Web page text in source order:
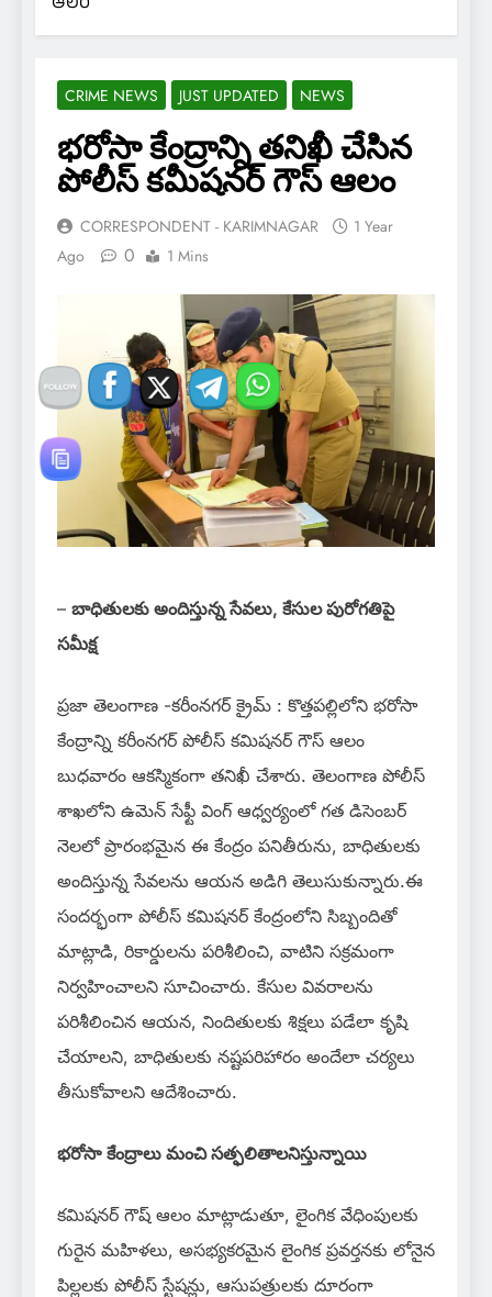
ఆలం
CRIME NEWS JUST UPDATED NEWS
భరోసా కేంద్రాన్ని తనిఖీ చేసిన
పోలీస్ కమీషనర్ గౌస్ ఆలం
CORRESPONDENT - KARIMNAGAR
1 Year
Ago
0 1 Mins
– బాధితులకు అందిస్తున్న సేవలు, కేసుల పురోగతిపై
సమీక్ష
ప్రజా తెలంగాణ -కరీంనగర్ క్రైమ్ : కొత్తపల్లిలోని భరోసా
కేంద్రాన్ని కరీంనగర్ పోలీస్ కమిషనర్ గౌస్ ఆలం
బుధవారం ఆకస్మికంగా తనిఖీ చేశారు. తెలంగాణ పోలీస్
శాఖలోని ఉమెన్ సేఫ్టీ వింగ్ ఆధ్వర్యంలో గత డిసెంబర్
నెలలో ప్రారంభమైన ఈ కేంద్రం పనితీరును, బాధితులకు
అందిస్తున్న సేవలను ఆయన అడిగి తెలుసుకున్నారు.ఈ
సందర్భంగా పోలీస్ కమిషనర్ కేంద్రంలోని సిబ్బందితో
మాట్లాడి, రికార్డులను పరిశీలించి, వాటిని సక్రమంగా
నిర్వహించాలని సూచించారు. కేసుల వివరాలను
పరిశీలించిన ఆయన, నిందితులకు శిక్షలు పడేలా కృషి
చేయాలని, బాధితులకు నష్టపరిహారం అందేలా చర్యలు
తీసుకోవాలని ఆదేశించారు.
భరోసా కేంద్రాలు మంచి సత్ఫలితాలనిస్తున్నాయి
కమిషనర్ గౌష్ ఆలం మాట్లాడుతూ, లైంగిక వేధింపులకు
గురైన మహిళలు, అసభ్యకరమైన లైంగిక ప్రవర్తనకు లోనైన
పిల్లలకు పోలీస్ స్టేషన్లు, ఆసుపత్రులకు దూరంగా